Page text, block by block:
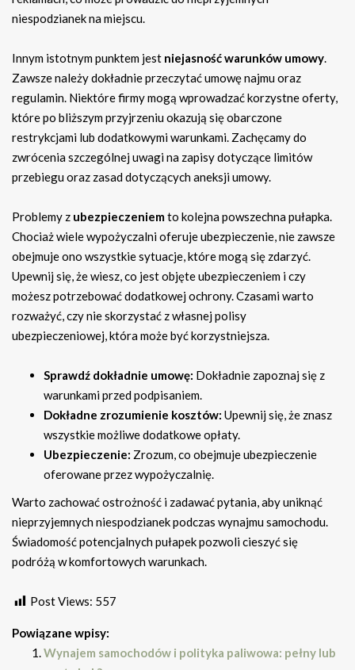
niespodzianek na miejscu.
Innym istotnym punktem jest niejasność warunków umowy.
Zawsze należy dokładnie przeczytać umowę najmu oraz
regulamin. Niektóre firmy mogą wprowadzać korzystne oferty,
które po bliższym przyjrzeniu okazują się obarczone
restrykcjami lub dodatkowymi warunkami. Zachęcamy do
zwrócenia szczególnej uwagi na zapisy dotyczące limitów
przebiegu oraz zasad dotyczących aneksji umowy.
Problemy z ubezpieczeniemto kolejna powszechna pułapka.
Chociaż wiele wypożyczalni oferuje ubezpieczenie, nie zawsze
obejmuje ono wszystkie sytuacje, które mogą się zdarzyć.
Upewnij się, że wiesz, co jest objęte ubezpieczeniem i czy
możesz potrzebować dodatkowej ochrony. Czasami warto
rozważyć, czy nie skorzystać z własnej polisy
ubezpieczeniowej, która może być korzystniejsza.
Sprawdź dokładnie umowę: Dokładnie zapoznaj się z
warunkami przed podpisaniem.
Dokładne zrozumienie kosztów: Upewnij się, że znasz
wszystkie możliwe dodatkowe opłaty.
Ubezpieczenie: Zrozum, co obejmuje ubezpieczenie
oferowane przez wypożyczalnię.
Warto zachować ostrożność i zadawać pytania, aby uniknąć
nieprzyjemnych niespodzianek podczas wynajmu samochodu.
Świadomość potencjalnych pułapek pozwoli cieszyć się
podróżą w komfortowych warunkach.
Post Views: 557
Powiązane wpisy:
Wynajem samochodów i polityka paliwowa: pełny lub